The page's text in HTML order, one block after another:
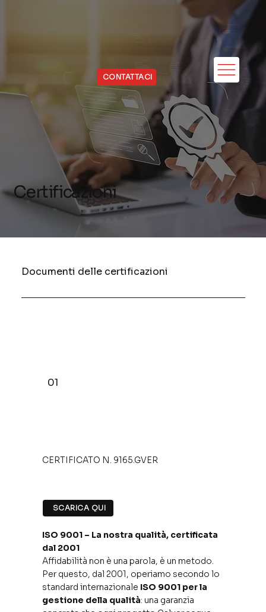
CONTATTACI
Certificazioni
Documenti delle certificazioni
SCARICA QUI
01
CERTIFICATO N. 9165.GVER
ISO 9001 – La nostra qualità, certificata
dal 2001
Affidabilità non è una parola, è un metodo.
Per questo, dal 2001, operiamo secondo lo
standard internazionale ISO 9001 per la
gestione della qualità: una garanzia